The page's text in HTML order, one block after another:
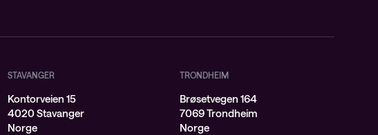
STAVANGER
Kontorveien 15
4020 Stavanger
Norge
TRONDHEIM
Brøsetvegen 164
7069 Trondheim
Norge